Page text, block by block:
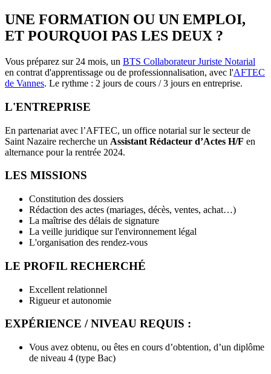
UNE FORMATION OU UN EMPLOI,
ET POURQUOI PAS LES DEUX ?
Vous préparez sur 24 mois, un BTS Collaborateur Juriste Notarial
en contrat d'apprentissage ou de professionnalisation, avec l'AFTEC
de Vannes. Le rythme : 2 jours de cours / 3 jours en entreprise.
L'ENTREPRISE
En partenariat avec l’AFTEC, un office notarial sur le secteur de
Saint Nazaire recherche un Assistant Rédacteur d’Actes H/F en
alternance pour la rentrée 2024.
LES MISSIONS
Constitution des dossiers
Rédaction des actes (mariages, décès, ventes, achat…)
La maîtrise des délais de signature
La veille juridique sur l'environnement légal
L'organisation des rendez-vous
LE PROFIL RECHERCHÉ
Excellent relationnel
Rigueur et autonomie
EXPÉRIENCE / NIVEAU REQUIS :
Vous avez obtenu, ou êtes en cours d’obtention, d’un diplôme
de niveau 4 (type Bac)